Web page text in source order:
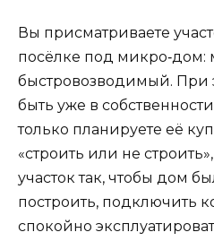
Вы присматриваете
посёлке под микро‑дом:
быстровозводимый. При
быть уже в
только планируете её
«строить или не
участок так, чтобы дом
построить, подключить
спокойно